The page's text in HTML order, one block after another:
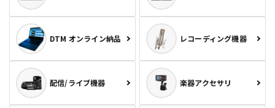
DTM オンライン納品 レコーディング機器
配信/ライブ機器 楽器アクセサリ